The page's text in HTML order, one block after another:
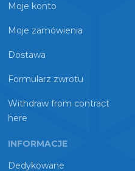
Moje konto
Moje zamówienia
Dostawa
Formularz zwrotu
Withdraw from contract
here
INFORMACJE
Dedykowane